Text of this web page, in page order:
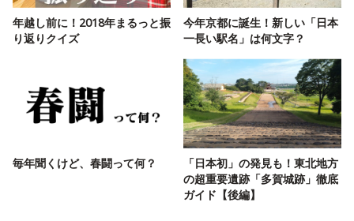
年越し前に！2018年まるっと振
り返りクイズ
今年京都に誕生！新しい「日本
一長い駅名」は何文字？
毎年聞くけど、春闘って何？
「日本初」の発見も！東北地方
の超重要遺跡「多賀城跡」徹底
ガイド【後編】